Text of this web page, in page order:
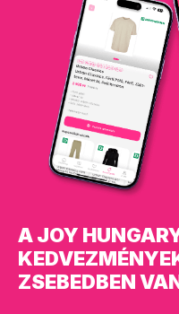
A JOY
ZSEBEDBEN